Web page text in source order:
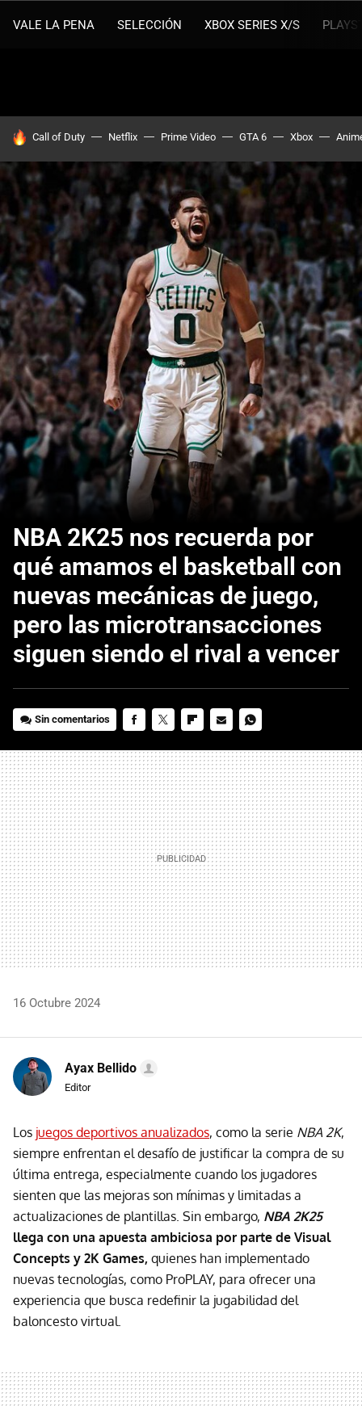
VALE LA PENA SELECCIÓN XBOX SERIES X/S
HOY SE HABLA DE
Call of Duty Netflix Prime Video GTA 6 Xbox
NBA 2K25 nos recuerda por
qué amamos el basketball con
nuevas mecánicas de juego,
pero las microtransacciones
siguen siendo el rival a vencer
Sin comentarios
MAIL
16 Octubre 2024
Ayax Bellido
Editor
Los juegos deportivos anualizados, como la serie NBA 2K,
siempre enfrentan el desafío de justificar la compra de su
última entrega, especialmente cuando los jugadores
sienten que las mejoras son mínimas y limitadas a
actualizaciones de plantillas. Sin embargo, NBA 2K25
llega con una apuesta ambiciosa por parte de Visual
Concepts y 2K Games, quienes han implementado
nuevas tecnologías, como ProPLAY, para ofrecer una
experiencia que busca redefinir la jugabilidad del
baloncesto virtual.